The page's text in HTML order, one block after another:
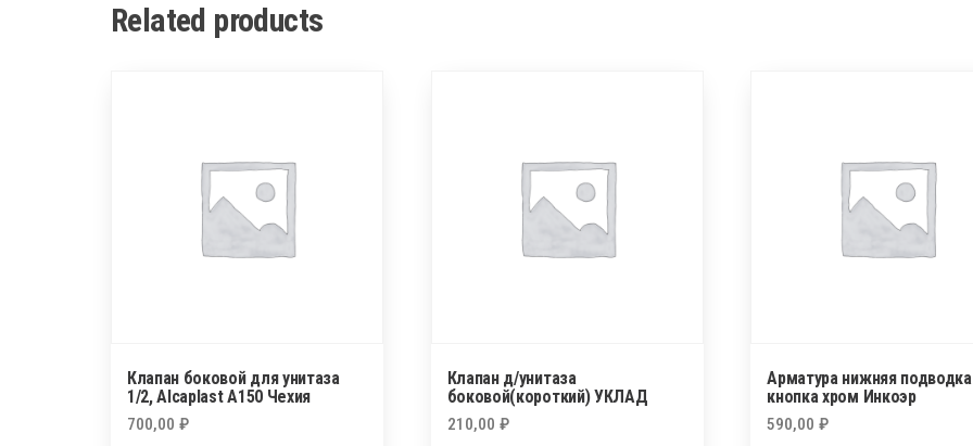
Related products
Клапан боковой для унитаза
1/2, Alcaplast A150 Чехия
700,00 ₽
Клапан д/унитаза
боковой(короткий) УКЛАД
210,00 ₽
Арматура нижняя подводка
кнопка хром Инкоэр
590,00₽